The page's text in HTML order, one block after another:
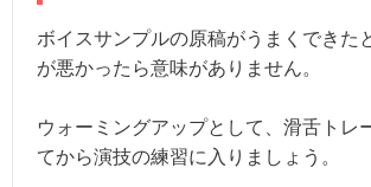
ボイスサンプルの原稿がうまくできた
が悪かったら意味がありません。
ウォーミングアップとして、滑舌トレ
てから演技の練習に入りましょう。